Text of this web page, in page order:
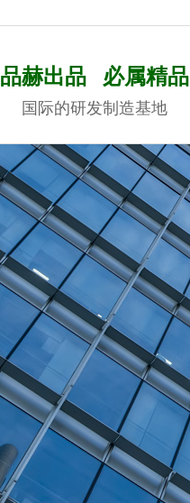
品赫出品 必属精品
国际的研发制造基地